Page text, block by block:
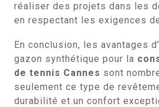
réaliser des projets dans les
en respectant les exigences
En conclusion, les avantages
gazon synthétique pour la
de tennis Cannes sont
seulement ce type de
durabilité et un confort